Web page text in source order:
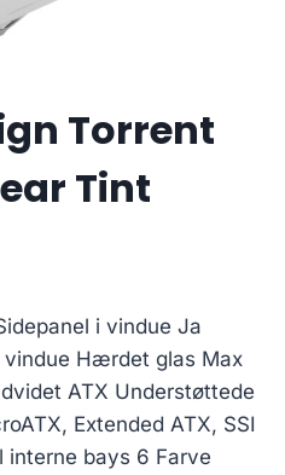
Torrent
Tint
i vindue Ja
Hærdet glas Max
ATX Understøttede
Extended ATX, SSI
interne bays 6 Farve